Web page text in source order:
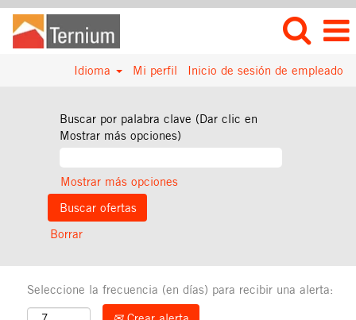
Idioma Mi perfil Inicio de sesión de empleado
Buscar por palabra clave (Dar clic en
Mostrar más opciones)
Mostrar más opciones
Borrar
Seleccione la frecuencia (en días) para recibir una alerta: